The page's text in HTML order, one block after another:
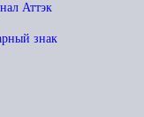
Аттэк
знак